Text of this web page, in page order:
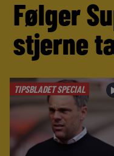
Følger
stjerne
TIPSBLADET SPECIAL